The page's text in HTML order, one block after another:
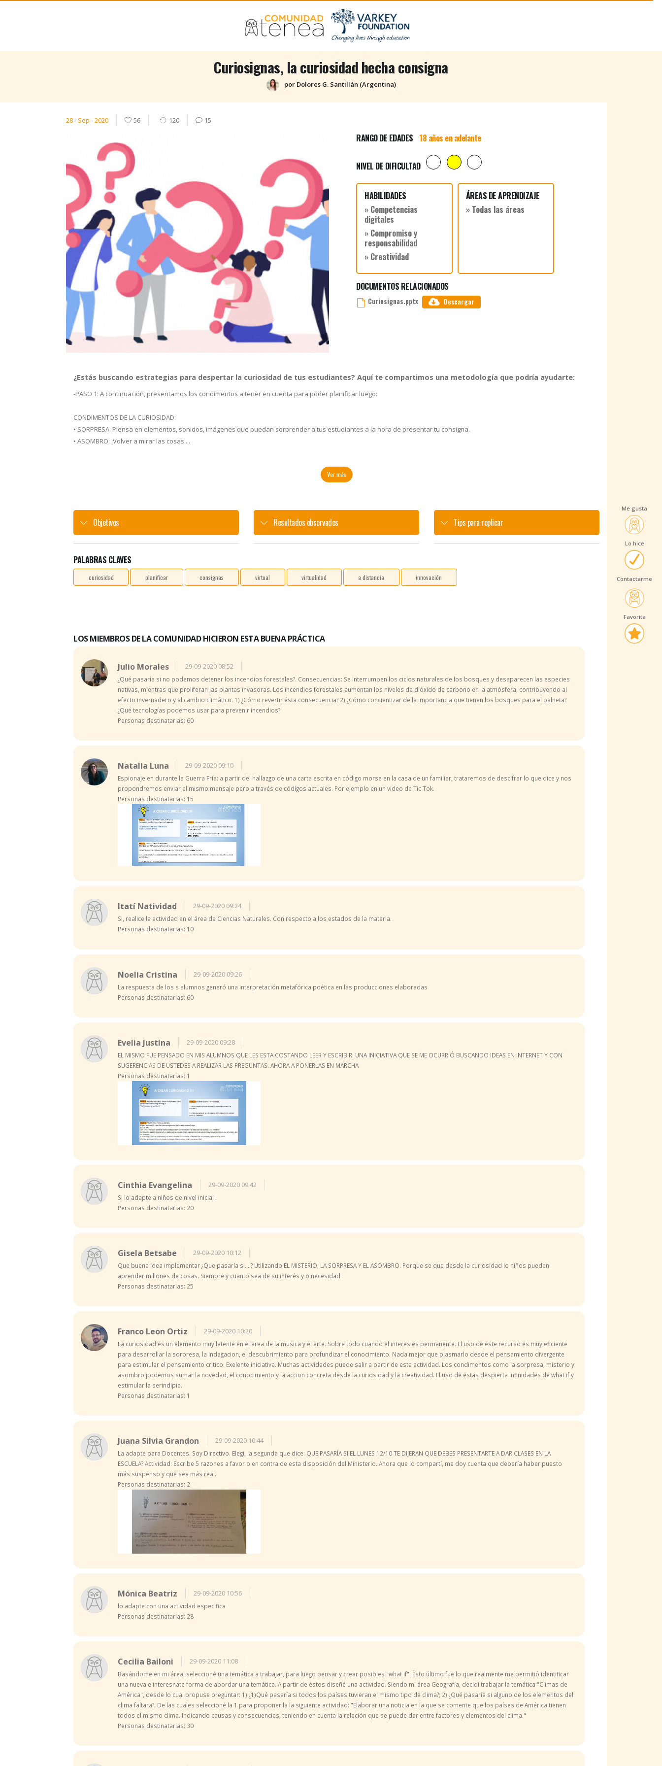
Curiosignas, la curiosidad hecha consigna
por Dolores G. Santillán (Argentina)
28 - Sep - 2020 56 120 15
RANGO DE EDADES 18 años en adelante
NIVEL DE DIFICULTAD
HABILIDADES
» Competencias
digitales
» Compromiso y
responsabilidad
» Creatividad
ÁREAS DE APRENDIZAJE
» Todas las áreas
DOCUMENTOS RELACIONADOS
Curiosignas.pptx Descargar
¿Estás buscando estrategias para despertar la curiosidad de tus estudiantes? Aquí te compartimos una metodología que podría ayudarte:
-PASO 1: A continuación, presentamos los condimentos a tener en cuenta para poder planificar luego:
CONDIMENTOS DE LA CURIOSIDAD:
• SORPRESA: Piensa en elementos, sonidos, imágenes que puedan sorprender a tus estudiantes a la hora de presentar tu consigna.
• ASOMBRO: ¡Volver a mirar las cosas ...
Ver más
Objetivos Resultados observados Tips para replicar
PALABRAS CLAVES
curiosidad planificar consignas virtual virtualidad a distancia innovación
LOS MIEMBROS DE LA COMUNIDAD HICIERON ESTA BUENA PRÁCTICA
Julio Morales 29-09-2020 08:52
¿Qué pasaría si no podemos detener los incendios forestales?. Consecuencias: Se interrumpen los ciclos naturales de los bosques y desaparecen las especies
nativas, mientras que proliferan las plantas invasoras. Los incendios forestales aumentan los niveles de dióxido de carbono en la atmósfera, contribuyendo al
efecto invernadero y al cambio climático. 1) ¿Cómo revertir ésta consecuencia? 2) ¿Cómo concientizar de la importancia que tienen los bosques para el palneta?
¿Qué tecnologías podemos usar para prevenir incendios?
Personas destinatarias: 60
Natalia Luna 29-09-2020 09:10
Espionaje en durante la Guerra Fría: a partir del hallazgo de una carta escrita en código morse en la casa de un familiar, trataremos de descifrar lo que dice y nos
propondremos enviar el mismo mensaje pero a través de códigos actuales. Por ejemplo en un video de Tic Tok.
Personas destinatarias: 15
Itatí Natividad 29-09-2020 09:24
Si, realice la actividad en el área de Ciencias Naturales. Con respecto a los estados de la materia.
Personas destinatarias: 10
Noelia Cristina 29-09-2020 09:26
La respuesta de los s alumnos generó una interpretación metafórica poética en las producciones elaboradas
Personas destinatarias: 60
Evelia Justina 29-09-2020 09:28
EL MISMO FUE PENSADO EN MIS ALUMNOS QUE LES ESTA COSTANDO LEER Y ESCRIBIR. UNA INICIATIVA QUE SE ME OCURRIÓ BUSCANDO IDEAS EN INTERNET Y CON
SUGERENCIAS DE USTEDES A REALIZAR LAS PREGUNTAS. AHORA A PONERLAS EN MARCHA
Personas destinatarias: 1
Cinthia Evangelina 29-09-2020 09:42
Si lo adapte a niños de nivel inicial .
Personas destinatarias: 20
Gisela Betsabe 29-09-2020 10:12
Que buena idea implementar ¿Que pasaría si....? Utilizando EL MISTERIO, LA SORPRESA Y EL ASOMBRO. Porque se que desde la curiosidad lo niños pueden
aprender millones de cosas. Siempre y cuanto sea de su interés y o necesidad
Personas destinatarias: 25
Franco Leon Ortiz 29-09-2020 10:20
La curiosidad es un elemento muy latente en el area de la musica y el arte. Sobre todo cuando el interes es permanente. El uso de este recurso es muy eficiente
para desarrollar la sorpresa, la indagacion, el descubrimiento para profundizar el conocimiento. Nada mejor que plasmarlo desde el pensamiento divergente
para estimular el pensamiento critico. Exelente iniciativa. Muchas actividades puede salir a partir de esta actividad. Los condimentos como la sorpresa, misterio y
asombro podemos sumar la novedad, el conocimiento y la accion concreta desde la curiosidad y la creatividad. El uso de estas despierta infinidades de what if y
estimular la serindipia.
Personas destinatarias: 1
Juana Silvia Grandon 29-09-2020 10:44
La adapte para Docentes. Soy Directivo. Elegi, la segunda que dice: QUE PASARÍA SI EL LUNES 12/10 TE DIJERAN QUE DEBES PRESENTARTE A DAR CLASES EN LA
ESCUELA? Actividad: Escribe 5 razones a favor o en contra de esta disposición del Ministerio. Ahora que lo compartí, me doy cuenta que debería haber puesto
más suspenso y que sea más real.
Personas destinatarias: 2
Mónica Beatriz 29-09-2020 10:56
lo adapte con una actividad especifica
Personas destinatarias: 28
Cecilia Bailoni 29-09-2020 11:08
Basándome en mi área, seleccioné una temática a trabajar, para luego pensar y crear posibles "what if". Ësto último fue lo que realmente me permitió identificar
una nueva e interesnate forma de abordar una temática. A partir de éstos diseñé una actividad. Siendo mi área Geografía, decidí trabajar la temática "Climas de
América", desde lo cual propuse preguntar: 1) ¿1)Qué pasaría si todos los países tuvieran el mismo tipo de clima?; 2) ¿Qué pasaría si alguno de los elementos del
clima faltara?. De las cuales seleccioné la 1 para proponer la la siguiente actividad: "Elaborar una noticia en la que se comente que los países de América tienen
todos el mismo clima. Indicando causas y consecuencias, teniendo en cuenta la relación que se puede dar entre factores y elementos del clima."
Personas destinatarias: 30
Me gusta
Lo hice
Contactarme
Favorita